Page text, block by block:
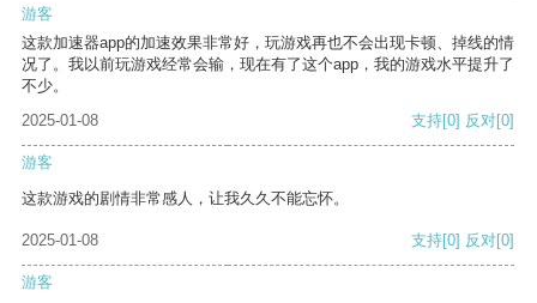
游客
这款加速器app的加速效果非常好，玩游戏再也不会出现卡顿、掉线的情
况了。我以前玩游戏经常会输，现在有了这个app，我的游戏水平提升了
不少。
2025-01-08
支持[0] 反对[0]
游客
这款游戏的剧情非常感人，让我久久不能忘怀。
2025-01-08 支持[0] 反对[0]
游客